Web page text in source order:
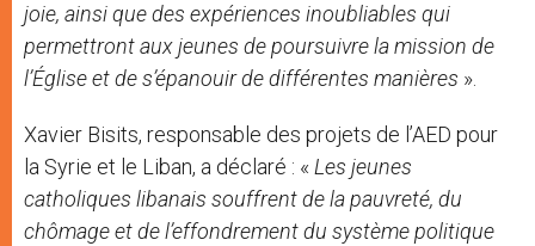
joie, ainsi que des expériences inoubliables qui
permettront aux jeunes de poursuivre la mission de
l’Église et de s’épanouir de différentes manières ».
Xavier Bisits, responsable des projets de l’AED pour
la Syrie et le Liban, a déclaré : « Les jeunes
catholiques libanais souffrent de la pauvreté, du
chômage et de l’effondrement du système politique